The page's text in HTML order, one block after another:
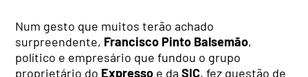
Num gesto que muitos terão achado
surpreendente, Francisco Pinto Balsemão,
político e empresário que fundou o grupo
proprietário do Expresso e daSIC, fez questão de